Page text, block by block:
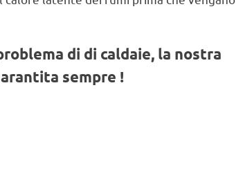
di di caldaie, la nostra
sempre !